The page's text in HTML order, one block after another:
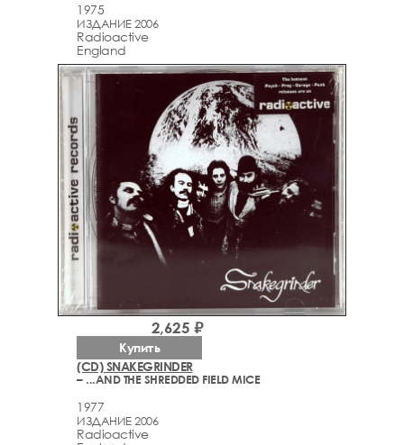
1975
ИЗДАНИЕ 2006
Radioactive
England
(CD) SNAKEGRINDER
– ...AND THE SHREDDED FIELD MICE
1977
ИЗДАНИЕ 2006
Radioactive
2,625 ₽
Купить